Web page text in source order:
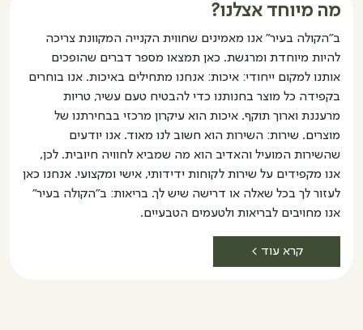
מה מיוחד אצלנו?
ב"הקולה בעיר" אנו מאמינים שחווית הקנייה המקוונת צריכה
להיות מיוחדת ומרגשת. כאן תמצאו מספר דברים שהופכים
אותנו למקום ייחודי: איכות: אנחנו מתחילים באיכות. אנו בוחרים
בקפידה כל מוצר בחנותנו כדי להבטיח טעם עשיר, טריות
מרעננת וארוך תוקף. איכות הוא עיקרון מרכזי בבחירתנו של
מוצרים. שירות: השירות הוא חשוב לנו מאוד. אנו יודעים
שהשירות המועיל והאדיב הוא מה שמביא לחוויה חיובית. לכן,
אנו מקפידים על שירות לקוחות ידידותי, אישי ומקצועי. אנחנו כאן
לעזור לך בכל שאלה או דרישה שיש לך. בריאות: ב"הקולה בעיר"
אנו מחויבים לבריאות ולטעמים הטבעיים.
קרא עוד >